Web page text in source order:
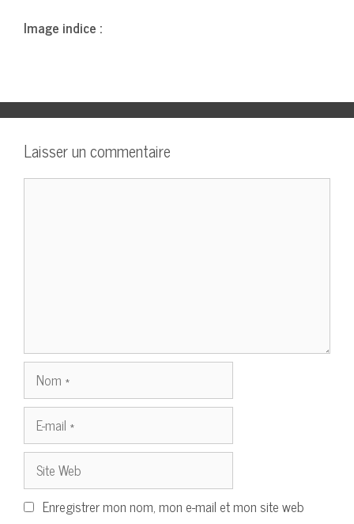
Image indice :
Laisser un commentaire
Commentaire
Nom
E-
mail
Site
Web
Enregistrer mon nom, mon e-mail et mon site web